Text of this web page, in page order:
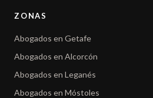
ZONAS
Abogados en Getafe
Abogados en Alcorcón
Abogados en Leganés
Abogados en Móstoles